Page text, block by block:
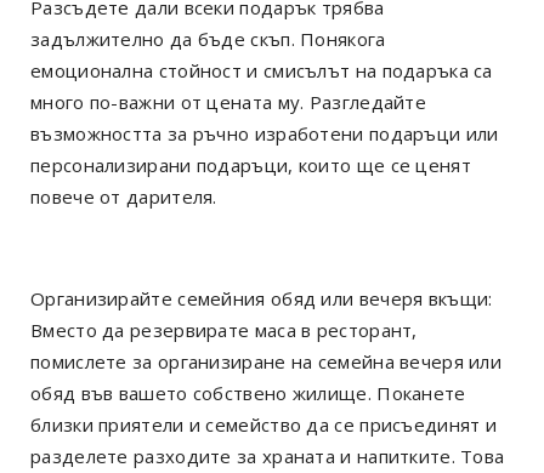
Разсъдете дали всеки подарък трябва
задължително да бъде скъп. Понякога
емоционална стойност и смисълът на подаръка са
много по-важни от цената му. Разгледайте
възможността за ръчно изработени подаръци или
персонализирани подаръци, които ще се ценят
повече от дарителя.
Организирайте семейния обяд или вечеря вкъщи:
Вместо да резервирате маса в ресторант,
помислете за организиране на семейна вечеря или
обяд във вашето собствено жилище. Поканете
близки приятели и семейство да се присъединят и
разделете разходите за храната и напитките. Това